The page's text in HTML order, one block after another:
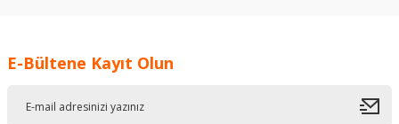
Ürün resmi kalitesiz, bozuk veya görüntülenemiyor.
E-Bültene Kayıt Olun